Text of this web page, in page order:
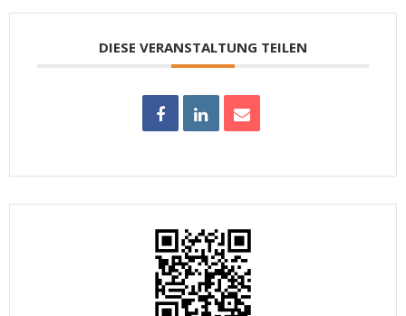
DIESE VERANSTALTUNG TEILEN